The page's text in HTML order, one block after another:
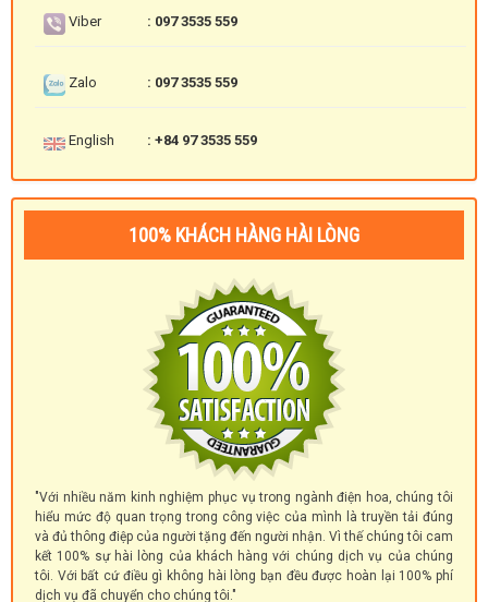
Viber : 097 3535 559
Zalo : 097 3535 559
English : +84 97 3535 559
100% KHÁCH HÀNG HÀI LÒNG
"Với nhiều năm kinh nghiệm phục vụ trong ngành điện hoa, chúng tôi
hiểu mức độ quan trọng trong công việc của mình là truyền tải đúng
và đủ thông điệp của người tặng đến người nhận. Vì thế chúng tôi cam
kết 100% sự hài lòng của khách hàng với chúng dịch vụ của chúng
tôi. Với bất cứ điều gì không hài lòng bạn đều được hoàn lại 100% phí
dịch vụ đã chuyển cho chúng tôi."